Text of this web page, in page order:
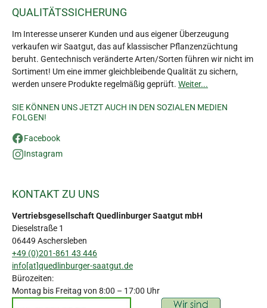
QUALITÄTSSICHERUNG
Im Interesse unserer Kunden und aus eigener Überzeugung
verkaufen wir Saatgut, das auf klassischer Pflanzenzüchtung
beruht. Gentechnisch veränderte Arten/Sorten führen wir nicht im
Sortiment! Um eine immer gleichbleibende Qualität zu sichern,
werden unsere Produkte regelmäßig geprüft. Weiter...
SIE KÖNNEN UNS JETZT AUCH IN DEN SOZIALEN MEDIEN
FOLGEN!
Facebook
Instagram
KONTAKT ZU UNS
Vertriebsgesellschaft Quedlinburger Saatgut mbH
Dieselstraße 1
06449 Aschersleben
+49 (0)201-861 43 446
info[at]quedlinburger-saatgut.de
Bürozeiten:
Montag bis Freitag von 8:00 – 17:00 Uhr